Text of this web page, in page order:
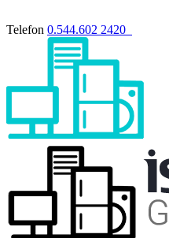
Telefon 0.544.602 2420